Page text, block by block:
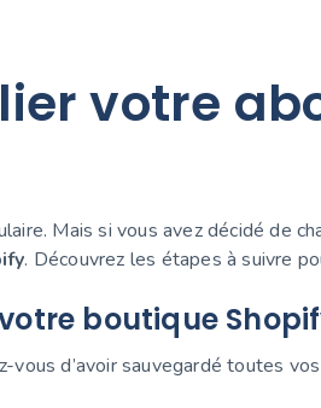
votre
Mais si vous avez décidé de
. Découvrez les étapes à suivre
boutique
d’avoir sauvegardé toutes